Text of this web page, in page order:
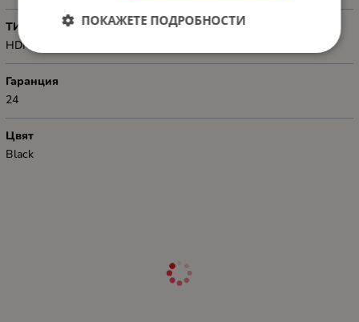
ТИП КОНЕКТОР 2
HDMI-A 1.4, male
Гаранция
24
Цвят
Black
ПОКАЖЕТЕ ПОДРОБНОСТИ